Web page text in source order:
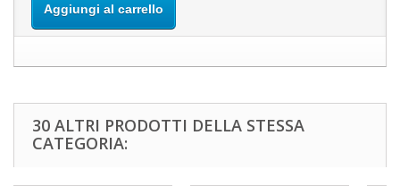
Aggiungi al carrello
30 ALTRI PRODOTTI DELLA STESSA
CATEGORIA: